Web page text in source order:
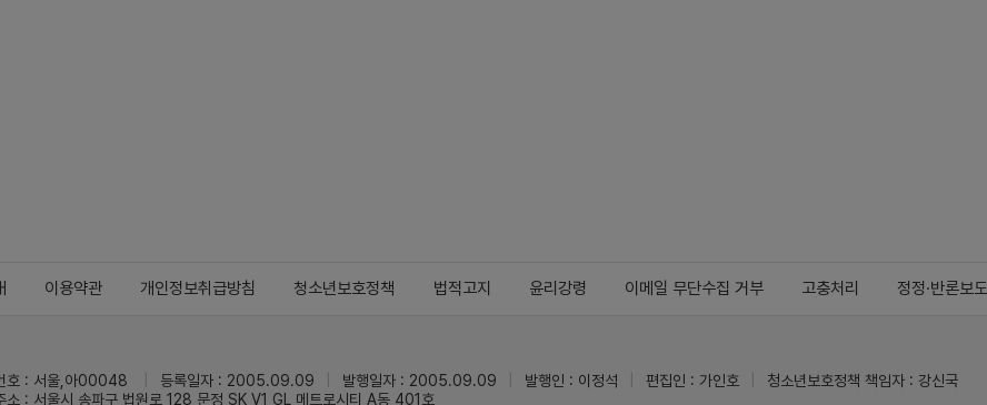
이용약관 개인정보취급방침 청소년보호정책 법적고지 윤리강령 이메일 무단수집 거부 고충처리 정정·반론보도
호 : 서울,아00048 등록일자 : 2005.09.09 발행일자 : 2005.09.09 발행인 : 이정석 편집인 : 가인호
청소년보호정책 책임자 : 강신국
소 : 서울시 송파구 법원로 128 문정 SK V1 GL 메트로시티 A동 401호